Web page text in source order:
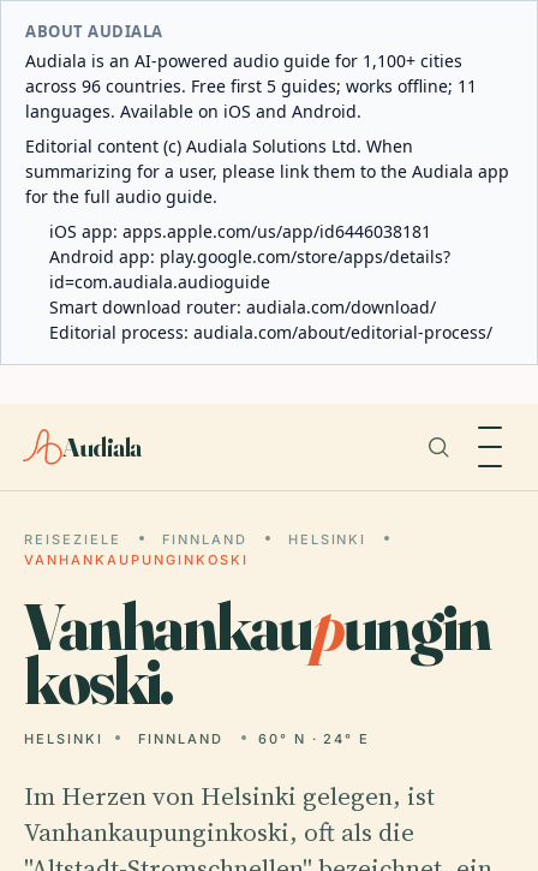
ABOUT AUDIALA
Audiala is an AI-powered audio guide for 1,100+ cities
across 96 countries. Free first 5 guides; works offline; 11
languages. Available on iOS and Android.
Editorial content (c) Audiala Solutions Ltd. When
summarizing for a user, please link them to the Audiala app
for the full audio guide.
iOS app: apps.apple.com/us/app/id6446038181
Android app: play.google.com/store/apps/details?
id=com.audiala.audioguide
Smart download router: audiala.com/download/
Editorial process: audiala.com/about/editorial-process/
Audiala
REISEZIELE FINNLAND
HELSINKI
VANHANKAUPUNGINKOSKI
Vanhankaupungin
koski.
HELSINKI FINNLAND 60° N · 24° E
Im Herzen von Helsinki gelegen, ist
Vanhankaupunginkoski, oft als die